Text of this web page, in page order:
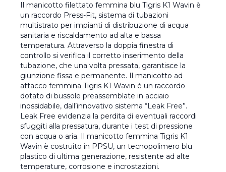
Il manicotto filettato femmina blu Tigris K1 Wavin è
un raccordo Press-Fit, sistema di tubazioni
multistrato per impianti di distribuzione di acqua
sanitaria e riscaldamento ad alta e bassa
temperatura. Attraverso la doppia finestra di
controllo si verifica il corretto inserimento della
tubazione, che una volta pressata, garantisce la
giunzione fissa e permanente. Il manicotto ad
attacco femmina Tigris K1 Wavin è un raccordo
dotato di bussole preassemblate in acciaio
inossidabile, dall’innovativo sistema “Leak Free”.
Leak Free evidenzia la perdita di eventuali raccordi
sfuggiti alla pressatura, durante i test di pressione
con acqua o aria. Il manicotto femmina Tigris K1
Wavin è costruito in PPSU, un tecnopolimero blu
plastico di ultima generazione, resistente ad alte
temperature, corrosione e incrostazioni.